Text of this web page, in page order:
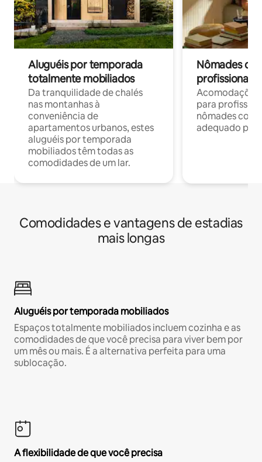
Aluguéis por temporada
totalmente mobiliados
Da tranquilidade de chalés
nas montanhas à
conveniência de
apartamentos urbanos, estes
aluguéis por temporada
mobiliados têm todas as
comodidades de um lar.
Nômades
profissionais
para
nômades com
adequado
Comodidades e vantagens de estadias
mais longas
Aluguéis por temporada mobiliados
Espaços totalmente mobiliados incluem cozinha e as
comodidades de que você precisa para viver bem por
um mês ou mais. É a alternativa perfeita para uma
sublocação.
A flexibilidade de que você precisa